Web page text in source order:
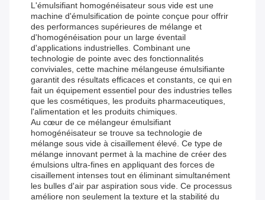
L'émulsifiant homogénéisateur sous vide est une
machine d'émulsification de pointe conçue pour offrir
des performances supérieures de mélange et
d'homogénéisation pour un large éventail
d'applications industrielles. Combinant une
technologie de pointe avec des fonctionnalités
conviviales, cette machine mélangeuse émulsifiante
garantit des résultats efficaces et constants, ce qui en
fait un équipement essentiel pour des industries telles
que les cosmétiques, les produits pharmaceutiques,
l'alimentation et les produits chimiques.
Au cœur de ce mélangeur émulsifiant
homogénéisateur se trouve sa technologie de
mélange sous vide à cisaillement élevé. Ce type de
mélange innovant permet à la machine de créer des
émulsions ultra-fines en appliquant des forces de
cisaillement intenses tout en éliminant simultanément
les bulles d'air par aspiration sous vide. Ce processus
améliore non seulement la texture et la stabilité du